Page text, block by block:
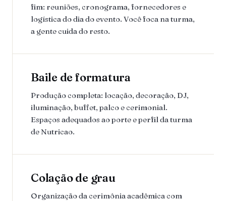
fim: reuniões, cronograma, fornecedores e
logística do dia do evento. Você foca na turma,
a gente cuida do resto.
Baile de formatura
Produção completa: locação, decoração, DJ,
iluminação, buffet, palco e cerimonial.
Espaços adequados ao porte e perfil da turma
de Nutricao.
Colação de grau
Organização da cerimônia acadêmica com